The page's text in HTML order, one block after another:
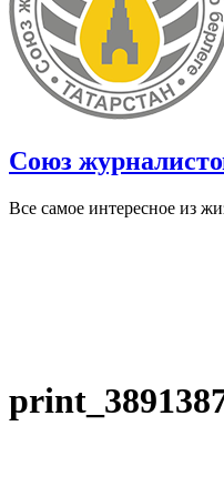
Союз
Все самое интересное из